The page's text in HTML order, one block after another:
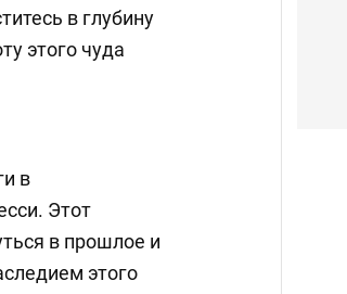
в глубину
этого чуда
в
Этот
в прошлое и
этого